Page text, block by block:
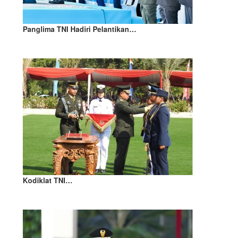
Panglima TNI Hadiri Pelantikan…
Kodiklat TNI…